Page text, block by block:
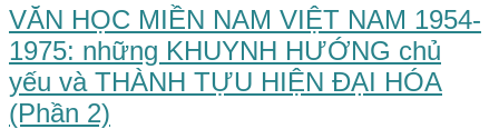
VĂN HỌC MIỀN NAM VIỆT NAM 1954-
1975: những KHUYNH HƯỚNG chủ
yếu và THÀNH TỰU HIỆN ĐẠI HÓA
(Phần 2)